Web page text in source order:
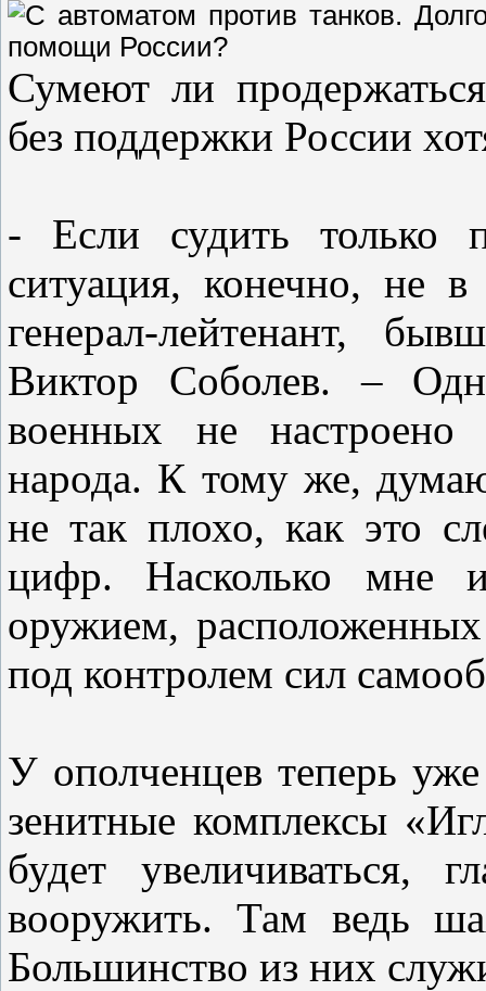
Сумеют ли
без поддержки России
- Если судить только
ситуация, конечно, не
генерал-лейтенант,
Виктор Соболев. –
военных не настроено
народа. К тому же,
не так плохо, как это
цифр. Насколько мне
оружием,
под контролем сил
У ополченцев теперь
зенитные комплексы
будет увеличиваться,
вооружить. Там ведь
Большинство из них